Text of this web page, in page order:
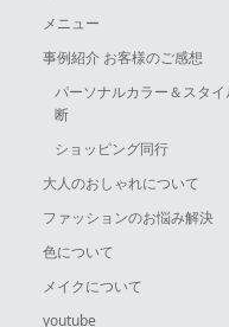
メニュー
事例紹介 お客様のご感想
パーソナルカラー＆スタ
断
ショッピング同行
大人のおしゃれについて
ファッションのお悩み解決
色について
メイクについて
youtube